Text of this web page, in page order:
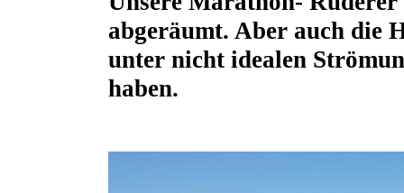
abgeräumt. Aber auch die
unter nicht idealen
haben.